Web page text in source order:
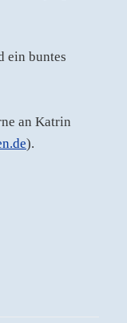
ein buntes
an Katrin
).